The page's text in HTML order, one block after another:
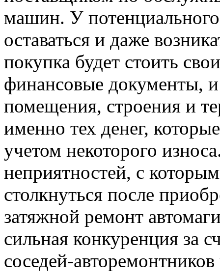
машин. У
оставаться и даже
покупка будет стоить
финансовые документы,
помещения, строения и
именно тех денег,
учетом некоторого
неприятностей, с
столкнуться после
затяжной ремонт
сильная конкуренция за
соседей-